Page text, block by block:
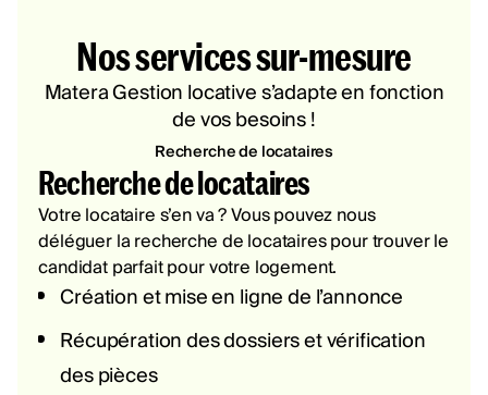
Nos services sur-mesure
Matera Gestion locative s’adapte en fonction
de vos besoins !
Recherche de locataires
Recherche de locataires
Votre locataire s’en va ? Vous pouvez nous
déléguer la recherche de locataires pour trouver le
candidat parfait pour votre logement.
Création et mise en ligne de l’annonce
Récupération des dossiers et vérification
des pièces